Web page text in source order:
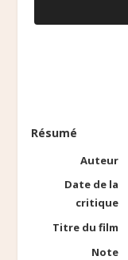
Résumé
Auteur
Date de la
critique
Titre du film
Note